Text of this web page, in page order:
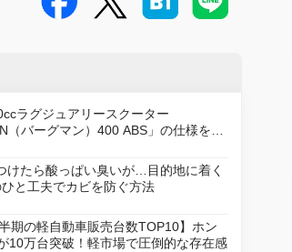
ラグジュアリースクーター
（バーグマン）400 ABS」の仕様を変
に発売
けたら酸っぱい臭いが…目的地に着く
ひと工夫でカビを防ぐ方法
期の軽自動車販売台数TOP10】ホン
10万台突破！軽市場で圧倒的な存在感